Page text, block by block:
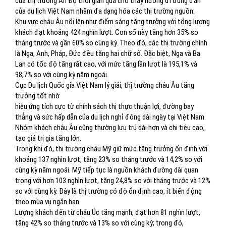
của du lịch Việt Nam nhằm đa dạng hóa các thị trường nguồn.
Khu vực châu Âu nổi lên như điểm sáng tăng trưởng với tổng lượng
khách đạt khoảng 424 nghìn lượt. Con số này tăng hơn 35% so
tháng trước và gần 60% so cùng kỳ. Theo đó, các thị trường chính
là Nga, Anh, Pháp, Đức đều tăng hai chữ số. Đặc biệt, Nga và Ba
Lan có tốc độ tăng rất cao, với mức tăng lần lượt là 195,1% và
98,7% so với cùng kỳ năm ngoái.
Cục Du lịch Quốc gia Việt Nam lý giải, thị trường châu Âu tăng
trưởng tốt nhờ
hiệu ứng tích cực từ chính sách thị thực thuận lợi, đường bay
thẳng và sức hấp dẫn của du lịch nghỉ đông dài ngày tại Việt Nam.
Nhóm khách châu Âu cũng thường lưu trú dài hơn và chi tiêu cao,
tạo giá trị gia tăng lớn.
Trong khi đó, thị trường châu Mỹ giữ mức tăng trưởng ổn định với
khoảng 137 nghìn lượt, tăng 23% so tháng trước và 14,2% so với
cùng kỳ năm ngoái. Mỹ tiếp tục là nguồn khách đường dài quan
trọng với hơn 103 nghìn lượt, tăng 24,8% so với tháng trước và 12%
so với cùng kỳ. Đây là thị trường có độ ổn định cao, ít biến động
theo mùa vụ ngắn hạn.
Lượng khách đến từ châu Úc tăng mạnh, đạt hơn 81 nghìn lượt,
tăng 42% so tháng trước và 13% so với cùng kỳ; trong đó,